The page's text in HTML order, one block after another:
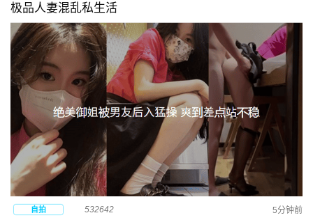
极品人妻混乱私生活
自拍 532642 5分钟前